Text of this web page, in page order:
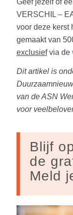
VERSCHIL –
voor deze kerst
gemaakt van
exclusiefvia de
Dit artikel is
van de ASN
voor
Blijf
de
Meld